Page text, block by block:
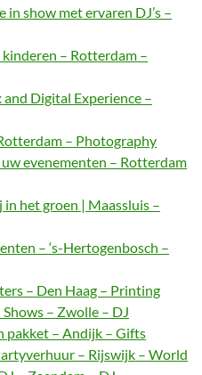
show met ervaren DJ’s –
– Rotterdam –
Digital Experience –
– Photography
evenementen – Rotterdam
het groen | Maassluis –
– ‘s-Hertogenbosch –
– Den Haag – Printing
– Zwolle – DJ
pakket – Andijk – Gifts
– Rijswijk – World